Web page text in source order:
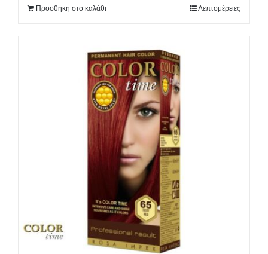
Προσθήκη στο καλάθι Λεπτομέρειες